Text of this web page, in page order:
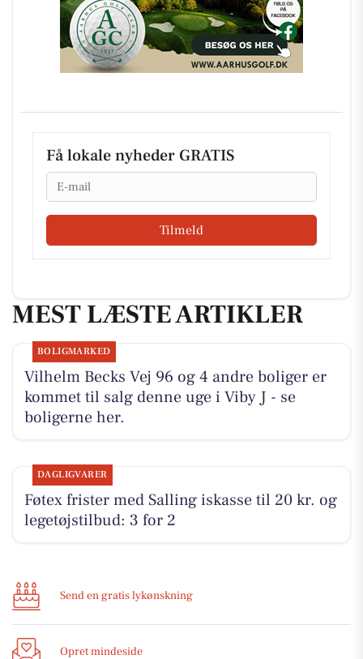
Få lokale nyheder GRATIS
Email
Tilmeld
MEST LÆSTE ARTIKLER
BOLIGMARKED
Vilhelm Becks Vej 96 og 4 andre boliger er
kommet til salg denne uge i Viby J - se
boligerne her.
DAGLIGVARER
Føtex frister med Salling iskasse til 20 kr. og
legetøjstilbud: 3 for 2
Send en gratis lykønskning
Opret mindeside